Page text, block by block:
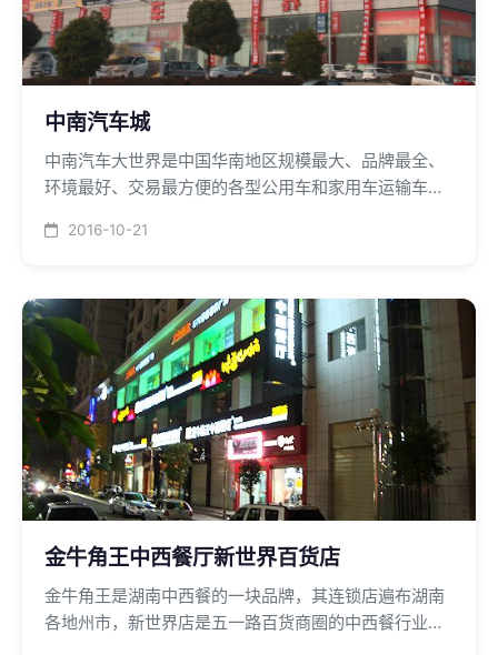
中南汽车城
中南汽车大世界是中国华南地区规模最大、品牌最全、
环境最好、交易最方便的各型公用车和家用车运输车选
柜机制冷量为22.2KW风冷热泵机组48台。实现了经济
2016-10-21
金牛角王中西餐厅新世界百货店
金牛角王是湖南中西餐的一块品牌，其连锁店遍布湖南
各地州市，新世界店是五一路百货商圈的中西餐行业又